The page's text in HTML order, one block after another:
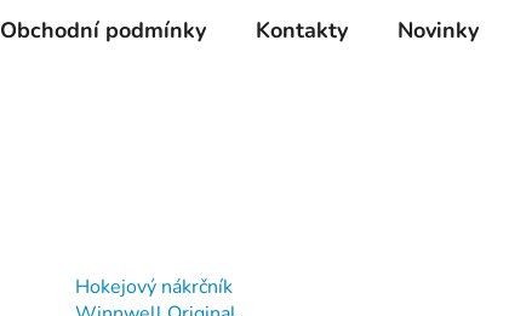
KOŠÍK
Obchodní podmínky Kontakty Novinky
Hokejový nákrčník